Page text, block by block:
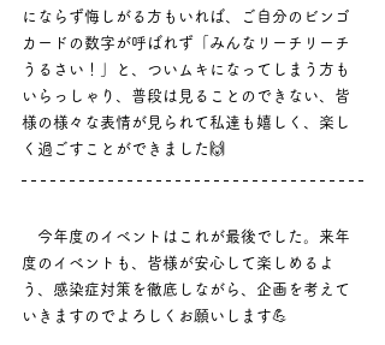
にならず悔しがる方もいれば、ご自分のビンゴ
カードの数字が呼ばれず「みんなリーチリーチ
うるさい！」と、ついムキになってしまう方も
いらっしゃり、普段は見ることのできない、皆
様の様々な表情が見られて私達も嬉しく、楽し
く過ごすことができました🙌
今年度のイベントはこれが最後でした。来年
度のイベントも、皆様が安心して楽しめるよ
う、感染症対策を徹底しながら、企画を考えて
いきますのでよろしくお願いします💪